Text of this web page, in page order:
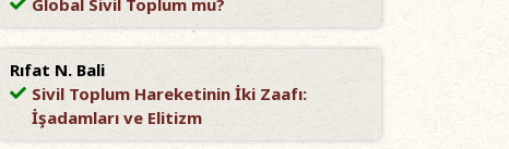
Global Sivil Toplum mu?
Rıfat N. Bali
Sivil Toplum Hareketinin İki Zaafı:
İşadamları ve Elitizm